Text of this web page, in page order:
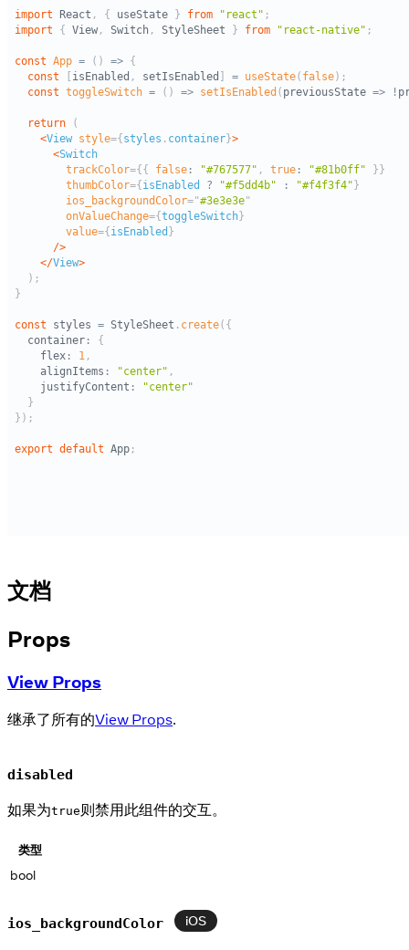
文档
Props
View Props
继承了所有的View Props.
disabled
如果为true 则禁用此组件的交互。
类型
bool
ios_backgroundColor iOS